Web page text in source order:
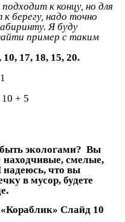
к концу, но для
берегу, надо точно
Я буду
пример с таким
10, 17, 18, 15, 20.
5
экологами? Вы
находчивые, смелые,
надеюсь, что вы
в мусор, будете
Слайд 10